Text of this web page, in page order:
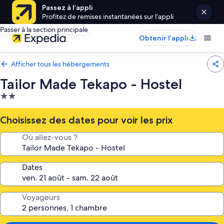
Passez à l’appli
Profitez de remises instantanées sur l’appli
Passer à la section principale
Obtenir l’appli
Afficher tous les hébergements
Tailor Made Tekapo - Hostel
Hébergement
2.0 étoiles
Choisissez des dates pour voir les prix
Où allez-vous ?
Dates
Voyageurs